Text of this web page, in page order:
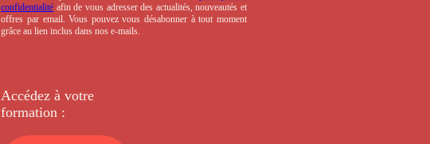
confidentialité afin de vous adresser des actualités, nouveautés et
offres par email. Vous pouvez vous désabonner à tout moment
grâce au lien inclus dans nos e-mails.
Accédez à votre
formation :